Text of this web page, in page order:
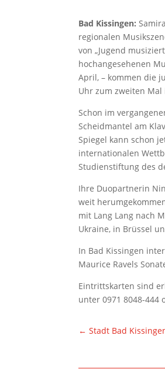
Bad Kissingen:
regionalen
von „Jugend
hochangesehenen
April, – kommen die
Uhr zum zweiten Mal
Schon im
Scheidmantel am
Spiegel kann schon
internationalen
Studienstiftung des
Ihre Duopartnerin
weit
mit Lang Lang nach
Ukraine, in Brüssel
In Bad Kissingen
Maurice Ravels
Eintrittskarten sind
unter 0971 8048-444
←Stadt Bad